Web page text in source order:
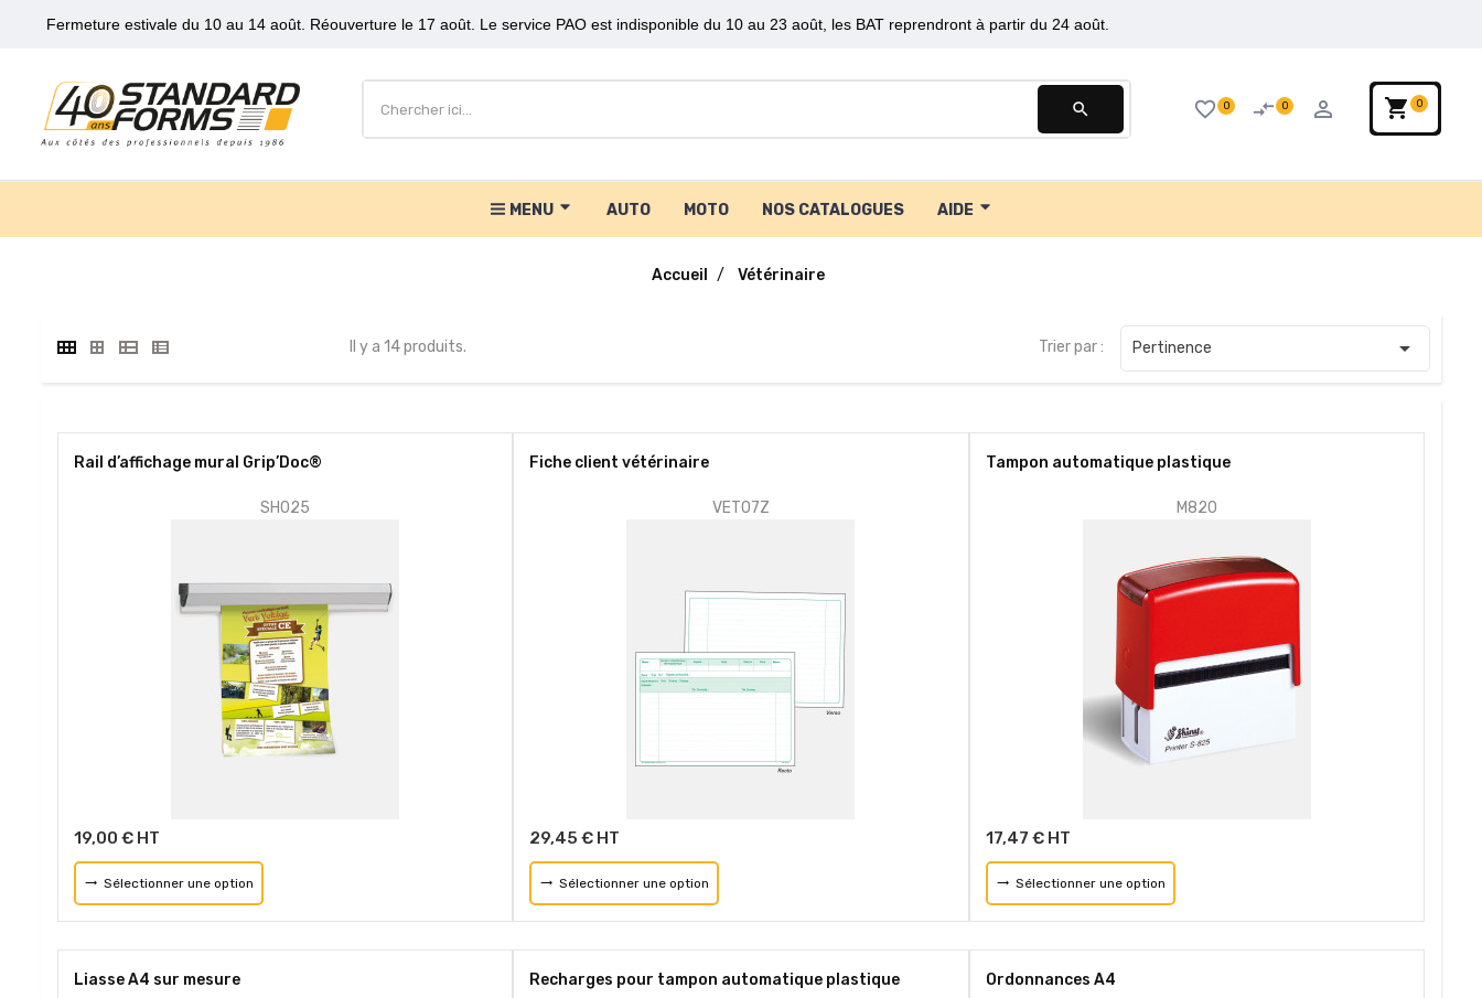
Fermeture estivale du 10 au 14 août. Réouverture le 17 août. Le service PAO est indisponible du 10 au 23 août, les BAT reprendront à partir du 24 août.
shopping_cart 0
person_outline
compare_arrows 0
favorite_border 0
search
MENU AUTO MOTO NOS CATALOGUES AIDE
Accueil Vétérinaire
Il y a 14 produits. Trier par : Pertinence 
Rail d’affichage mural Grip’Doc®
SH025
19,00 € HT
Sélectionner une option
Fiche client vétérinaire
VET07Z
29,45 € HT
Sélectionner une option
Tampon automatique plastique
M820
17,47 € HT
Sélectionner une option
Liasse A4 sur mesure Recharges pour tampon automatique plastique Ordonnances A4